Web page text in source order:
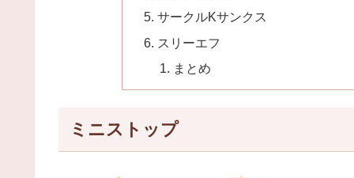
サークルKサンクス
スリーエフ
まとめ
ミニストップ